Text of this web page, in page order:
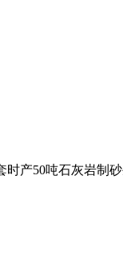
时产50吨石灰岩制